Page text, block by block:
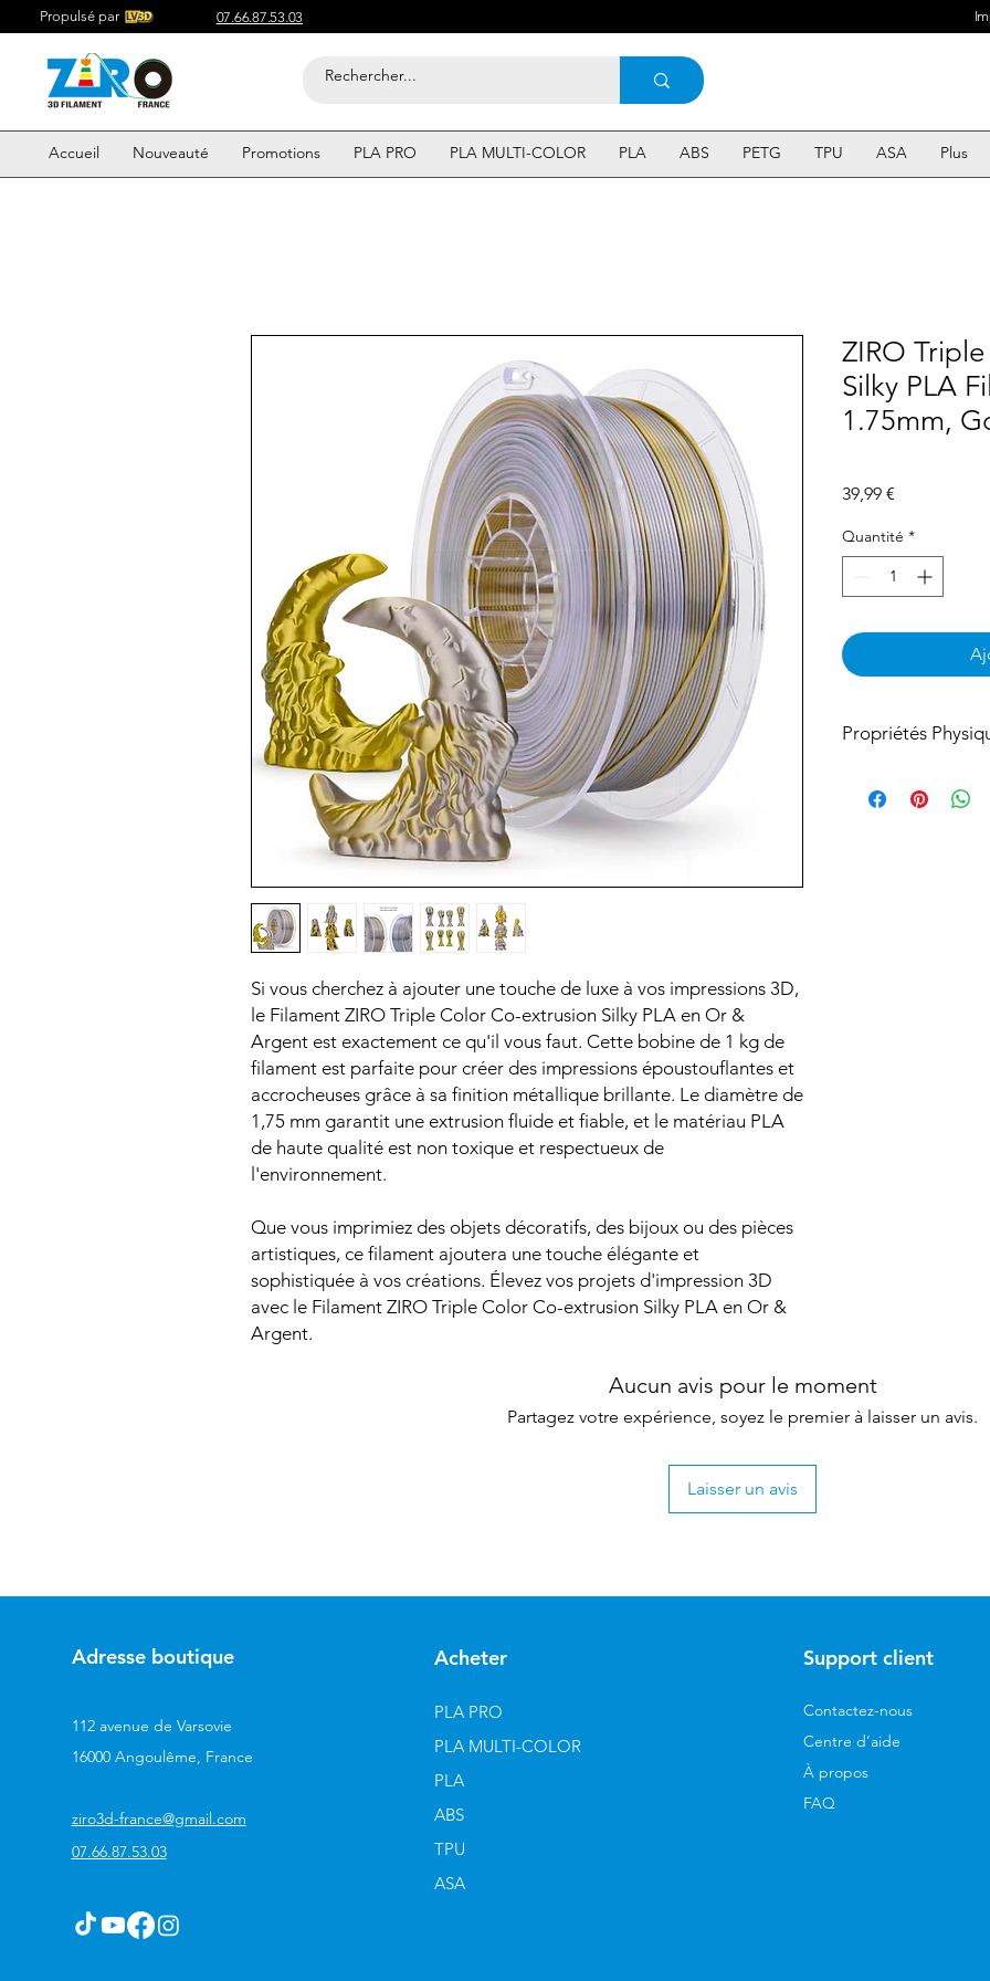
Propulsé par 07.66.87.53.03
Accueil Nouveauté Promotions PLA PRO PLA MULTI-COLOR PLA ABS PETG TPU ASA Plus
Si vous cherchez à ajouter une touche de luxe à vos impressions 3D,
le Filament ZIRO Triple Color Co-extrusion Silky PLA en Or &
Argent est exactement ce qu'il vous faut. Cette bobine de 1 kg de
filament est parfaite pour créer des impressions époustouflantes et
accrocheuses grâce à sa finition métallique brillante. Le diamètre de
1,75 mm garantit une extrusion fluide et fiable, et le matériau PLA
de haute qualité est non toxique et respectueux de
l'environnement.
Que vous imprimiez des objets décoratifs, des bijoux ou des pièces
artistiques, ce filament ajoutera une touche élégante et
sophistiquée à vos créations. Élevez vos projets d'impression 3D
avec le Filament ZIRO Triple Color Co-extrusion Silky PLA en Or &
Argent.
ZIRO
Silky PLA
1.75mm,
39,99 €
Quantité *
Propriétés
Diameter: 1.75mm
Aucun avis pour le moment
Partagez votre expérience, soyez le premier à laisser un avis.
Laisser un avis
Adresse boutique
112 avenue de Varsovie
16000 Angoulême, France
ziro3d-france@gmail.com
07.66.87.53.03
Acheter
PLA PRO
PLA MULTI-COLOR
PLA
ABS
TPU
ASA
Support client
Contactez-nous
Centre d’aide
À propos
FAQ